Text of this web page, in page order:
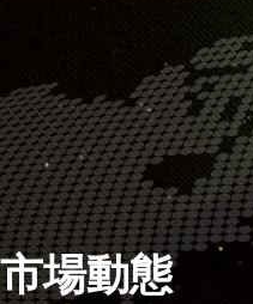
市場動態